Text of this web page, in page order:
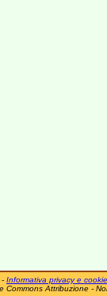
- Informativa privacy e cookie
Commons Attribuzione -